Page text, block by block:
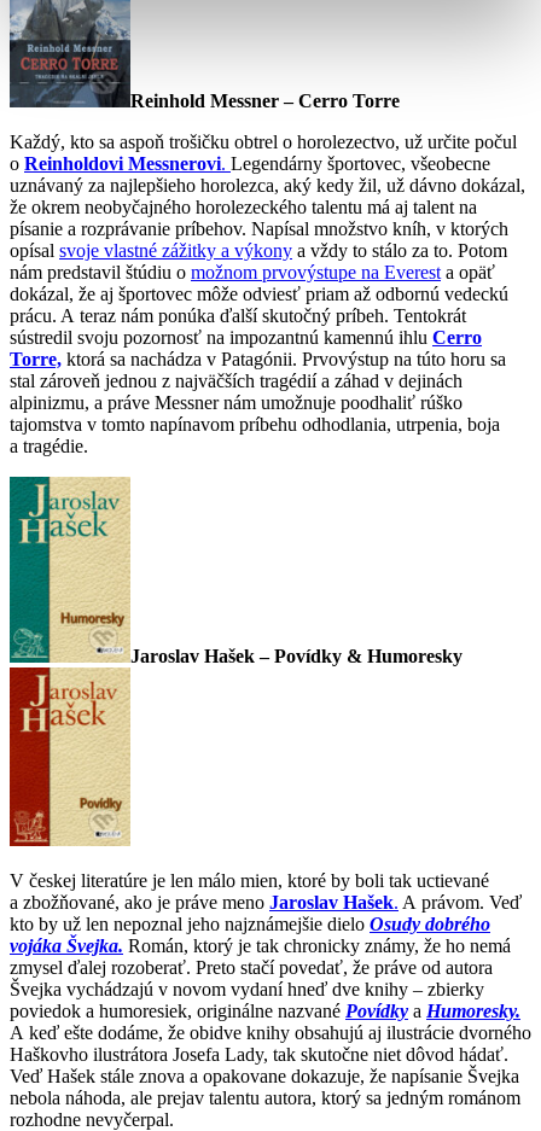
Reinhold Messner – Cerro Torre
Každý, kto sa aspoň trošičku obtrel o horolezectvo, už určite počul
o Reinholdovi Messnerovi. Legendárny športovec, všeobecne
uznávaný za najlepšieho horolezca, aký kedy žil, už dávno dokázal,
že okrem neobyčajného horolezeckého talentu má aj talent na
písanie a rozprávanie príbehov. Napísal množstvo kníh, v ktorých
opísal svoje vlastné zážitky a výkony a vždy to stálo za to. Potom
nám predstavil štúdiu o možnom prvovýstupe na Everest a opäť
dokázal, že aj športovec môže odviesť priam až odbornú vedeckú
prácu. A teraz nám ponúka ďalší skutočný príbeh. Tentokrát
sústredil svoju pozornosť na impozantnú kamennú ihlu Cerro
Torre, ktorá sa nachádza v Patagónii. Prvovýstup na túto horu sa
stal zároveň jednou z najväčších tragédií a záhad v dejinách
alpinizmu, a práve Messner nám umožnuje poodhaliť rúško
tajomstva v tomto napínavom príbehu odhodlania, utrpenia, boja
a tragédie.
Jaroslav Hašek – Povídky & Humoresky
V českej literatúre je len málo mien, ktoré by boli tak uctievané
a zbožňované, ako je práve meno Jaroslav Hašek. A právom. Veď
kto by už len nepoznal jeho najznámejšie dielo Osudy dobrého
vojáka Švejka. Román, ktorý je tak chronicky známy, že ho nemá
zmysel ďalej rozoberať. Preto stačí povedať, že práve od autora
Švejka vychádzajú v novom vydaní hneď dve knihy – zbierky
poviedok a humoresiek, originálne nazvané Povídky a Humoresky.
A keď ešte dodáme, že obidve knihy obsahujú aj ilustrácie dvorného
Haškovho ilustrátora Josefa Lady, tak skutočne niet dôvod hádať.
Veď Hašek stále znova a opakovane dokazuje, že napísanie Švejka
nebola náhoda, ale prejav talentu autora, ktorý sa jedným románom
rozhodne nevyčerpal.